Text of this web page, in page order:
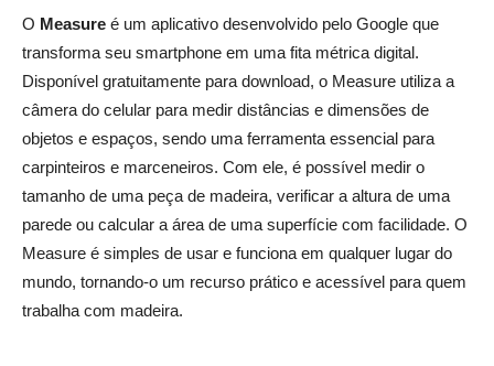
O Measure é um aplicativo desenvolvido pelo Google que
transforma seu smartphone em uma fita métrica digital.
Disponível gratuitamente para download, o Measure utiliza a
câmera do celular para medir distâncias e dimensões de
objetos e espaços, sendo uma ferramenta essencial para
carpinteiros e marceneiros. Com ele, é possível medir o
tamanho de uma peça de madeira, verificar a altura de uma
parede ou calcular a área de uma superfície com facilidade. O
Measure é simples de usar e funciona em qualquer lugar do
mundo, tornando-o um recurso prático e acessível para quem
trabalha com madeira.